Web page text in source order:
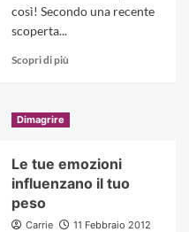
così! Secondo una recente
scoperta...
Scopri di piùRead
Gruppo
più
Dimagrire
Le tue emozioni
influenzano il tuo
peso
Carrie 11 Febbraio 2012